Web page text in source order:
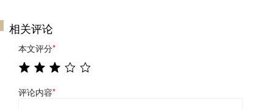
相关评论
本文评分*
评论内容*